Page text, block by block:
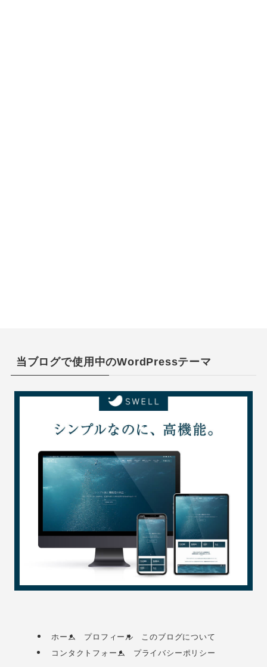
当ブログで使用中のWordPressテーマ
ホーム プロフィール
このブログについて
コンタクトフォーム
プライバシーポリシー